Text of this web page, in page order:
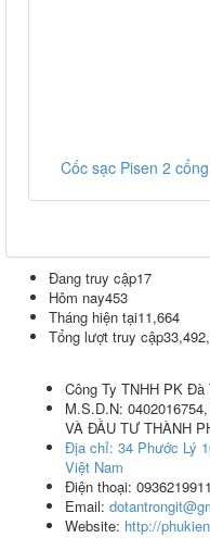
Cốc sạc Pisen 2
Đang truy cập17
Hôm nay453
Tháng hiện tại11,664
Tổng lượt truy cập
Công Ty TNHH PK Đà
M.S.D.N:
VÀ ĐẦU TƯ THÀNH
Địa chỉ: 34 Phước Lý
Việt Nam
Điện thoại: 0936219911
Email:
Website: http://